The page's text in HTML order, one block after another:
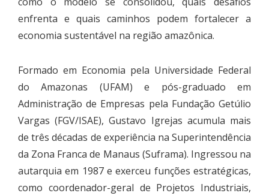
enfrenta e quais caminhos podem fortalecer a
economia sustentável na região amazônica.
Formado em Economia pela Universidade Federal
do Amazonas (UFAM) e pós-graduado em
Administração de Empresas pela Fundação Getúlio
Vargas (FGV/ISAE), Gustavo Igrejas acumula mais
de três décadas de experiência na Superintendência
da Zona Franca de Manaus (Suframa). Ingressou na
autarquia em 1987 e exerceu funções estratégicas,
como coordenador-geral de Projetos Industriais,